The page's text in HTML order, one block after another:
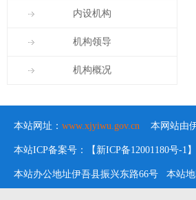
内设机构
机构领导
机构概况
本站网址： www.xjyiwu.gov.cn 本网站由
本站ICP备案号：【新ICP备12001180号-1
本站办公地址伊吾县振兴东路66号 本站地